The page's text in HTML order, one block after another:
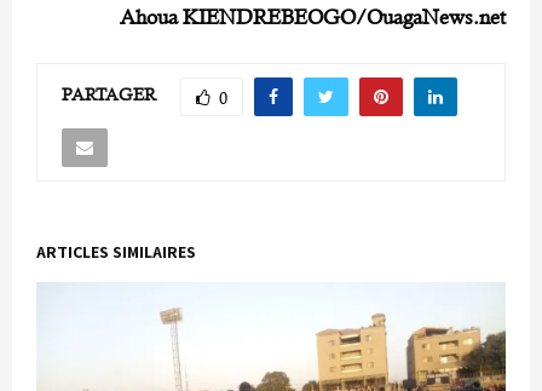
Ahoua KIENDREBEOGO/OuagaNews.net
PARTAGER 0
ARTICLES SIMILAIRES